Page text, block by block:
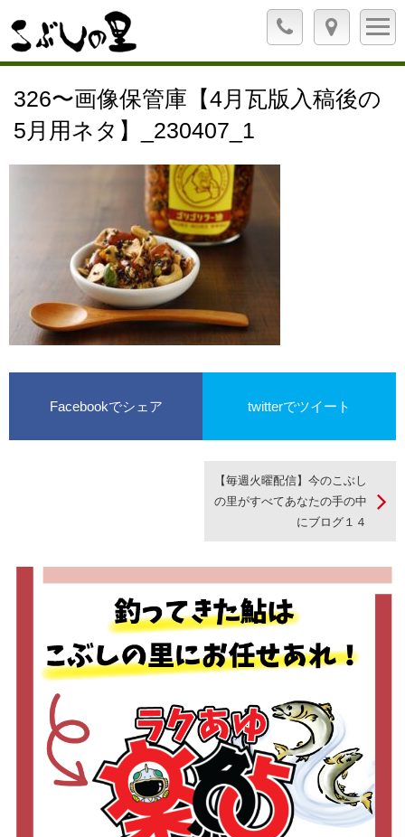
326〜画像保管庫【4月瓦版入稿後の
5月用ネタ】_230407_1
Facebookでシェア twitterでツイート
【毎週火曜配信】今のこぶし
の里がすべてあなたの手の中
にブログ１４